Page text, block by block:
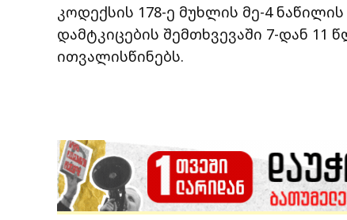
კოდექსის 178-ე მუხლის მე-4
დამტკიცების შემთხვევაში 7-დან
ითვალისწინებს.